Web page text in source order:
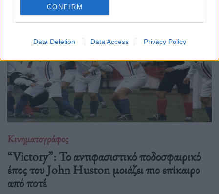
CONFIRM
Data Deletion Data Access Privacy Policy
Κινηματογράφος
“Victory”: Το αντιφασιστικό ποδοσφαιρικό
έπος του John Huston μοιάζει πιο επίκαιρο
από ποτέ